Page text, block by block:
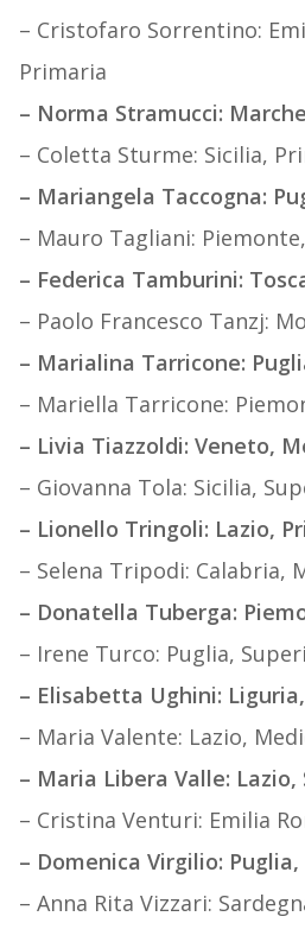
– Cristofaro Sorrentino:
Primaria
– Norma Stramucci:
– Coletta Sturme: Sicilia,
– Mariangela Taccogna:
– Mauro Tagliani:
– Federica Tamburini:
– Paolo Francesco Tanzj:
– Marialina Tarricone:
– Mariella Tarricone:
– Livia Tiazzoldi: Veneto,
– Giovanna Tola: Sicilia,
– Lionello Tringoli: Lazio,
– Selena Tripodi: Calabria,
– Donatella Tuberga:
– Irene Turco: Puglia,
– Elisabetta Ughini:
– Maria Valente: Lazio,
– Maria Libera Valle: Lazio,
– Cristina Venturi: Emilia
– Domenica Virgilio: Puglia,
– Anna Rita Vizzari: